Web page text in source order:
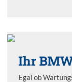
Ihr
Egal ob